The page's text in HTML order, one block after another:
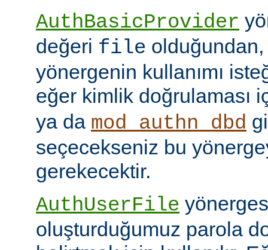
AuthBasicProvider
değeri file
yönergenin kullanımı
eğer kimlik doğrulaması
ya da mod_authn_dbd
seçecekseniz bu
gerekecektir.
AuthUserFile
oluşturduğumuz parola